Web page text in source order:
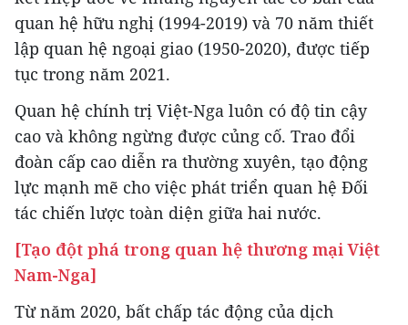
quan hệ hữu nghị (1994-2019) và 70 năm thiết
lập quan hệ ngoại giao (1950-2020), được tiếp
tục trong năm 2021.
Quan hệ chính trị Việt-Nga luôn có độ tin cậy
cao và không ngừng được củng cố. Trao đổi
đoàn cấp cao diễn ra thường xuyên, tạo động
lực mạnh mẽ cho việc phát triển quan hệ Đối
tác chiến lược toàn diện giữa hai nước.
[Tạo đột phá trong quan hệ thương mại Việt
Nam-Nga]
Từ năm 2020, bất chấp tác động của dịch